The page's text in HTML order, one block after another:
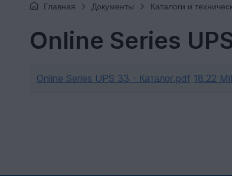
Главная Документы Каталоги и технические
Online Series
Online Series UPS 33 - Каталог.pdf 18.22